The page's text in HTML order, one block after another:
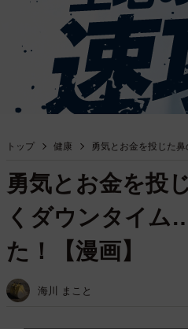
トップ 健康 勇気とお金を投じた
勇気とお金を投
くダウンタイム
た！【漫画】
海川 まこと